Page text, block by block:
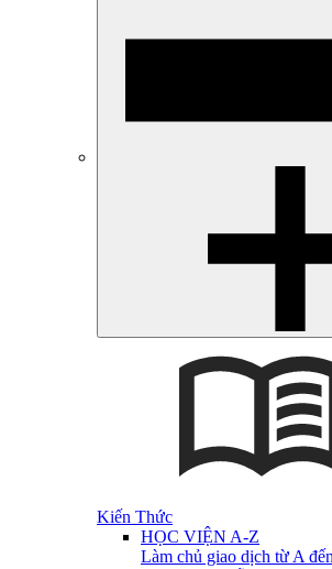
Kiến Thức
HỌC VIỆN A-Z
Làm chủ giao dịch từ A